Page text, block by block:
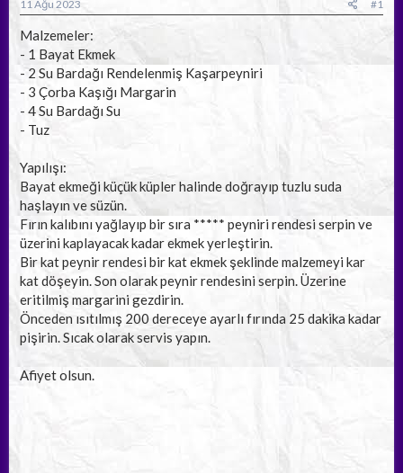
ş
l
a
t
a
n
t
h
i
11 Ağu 2023 #1
Malzemeler:
- 1 Bayat Ekmek
- 2 Su Bardağı Rendelenmiş Kaşarpeyniri
- 3 Çorba Kaşığı Margarin
- 4 Su Bardağı Su
- Tuz
Yapılışı:
Bayat ekmeği küçük küpler halinde doğrayıp tuzlu suda
haşlayın ve süzün.
Fırın kalıbını yağlayıp bir sıra ***** peyniri rendesi serpin ve
üzerini kaplayacak kadar ekmek yerleştirin.
Bir kat peynir rendesi bir kat ekmek şeklinde malzemeyi kar
kat döşeyin. Son olarak peynir rendesini serpin. Üzerine
eritilmiş margarini gezdirin.
Önceden ısıtılmış 200 dereceye ayarlı fırında 25 dakika kadar
pişirin. Sıcak olarak servis yapın.
Afiyet olsun.